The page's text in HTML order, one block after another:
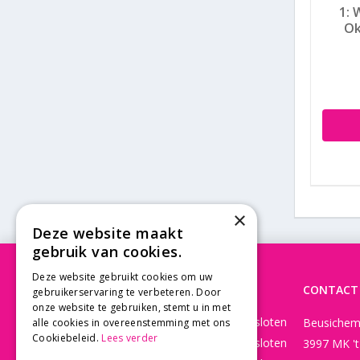
1:
OPENINGSTIJDEN
Maandag
Gesloten
Dinsdag
Gesloten
CONTACT
3997 MK
×
Deze website maakt
gebruik van cookies.
Deze website gebruikt cookies om uw
gebruikerservaring te verbeteren. Door
onze website te gebruiken, stemt u in met
alle cookies in overeenstemming met ons
Cookiebeleid. Lees verder